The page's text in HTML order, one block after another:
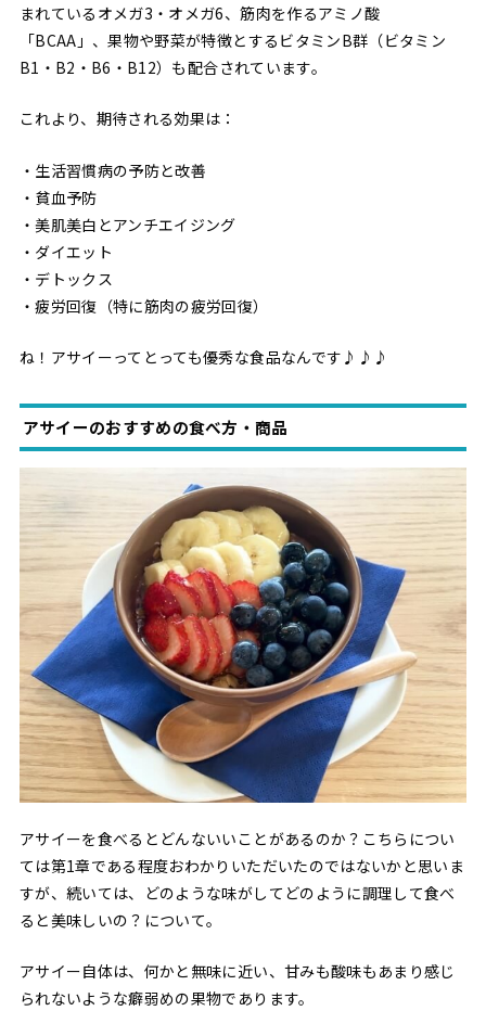
まれているオメガ3・オメガ6、筋肉を作るアミノ酸
「BCAA」、果物や野菜が特徴とするビタミンB群（ビタミン
B1・B2・B6・B12）も配合されています。
これより、期待される効果は：
・生活習慣病の予防と改善
・貧血予防
・美肌美白とアンチエイジング
・ダイエット
・デトックス
・疲労回復（特に筋肉の疲労回復）
ね！アサイーってとっても優秀な食品なんです♪♪♪
アサイーのおすすめの食べ方・商品
アサイーを食べるとどんないいことがあるのか？こちらについ
ては第1章である程度おわかりいただいたのではないかと思いま
すが、続いては、どのような味がしてどのように調理して食べ
ると美味しいの？について。
アサイー自体は、何かと無味に近い、甘みも酸味もあまり感じ
られないような癖弱めの果物であります。